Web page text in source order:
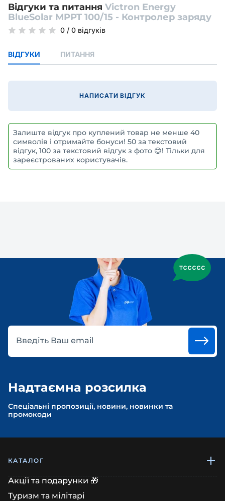
Відгуки та питання Victron Energy
BlueSolar MPPT 100/15 - Контролер заряду
0 / 0 відгуків
ВІДГУКИ ПИТАННЯ
НАПИСАТИ ВІДГУК
Залиште відгук про куплений товар не менше 40
символів і отримайте бонуси! 50 за текстовий
відгук, 100 за текстовий відгук з фото 😊! Тільки для
зареєстрованих користувачів.
Введіть Ваш email
Надтаємна розсилка
Спеціальні пропозиції, новини, новинки та
промокоди
КАТАЛОГ
Акції та подарунки 🎁
Туризм та мілітарі